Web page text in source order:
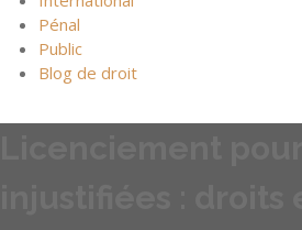
Pénal
Public
Blog de droit